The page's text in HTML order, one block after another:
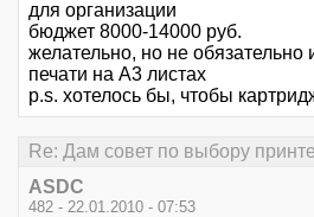
для организации
бюджет 8000-14000 руб.
желательно, но не обязательно
печати на А3 листах
p.s. хотелось бы, чтобы
Re: Дам совет по выбору
ASDC
482 - 22.01.2010 - 07:53